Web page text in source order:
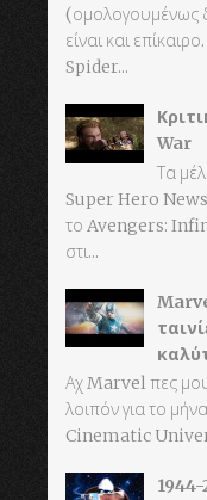
(ομολογουμένως
είναι και
Spider...
War
Τα
Super Hero News
το Avengers:
στι...
Αχ Marvel πες
λοιπόν για το
Cinematic